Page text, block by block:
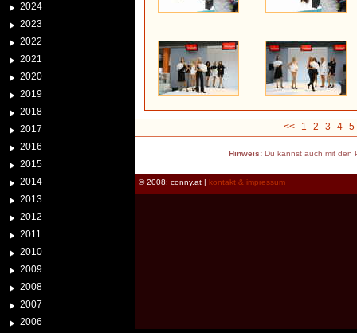
2024
2023
2022
2021
2020
2019
2018
2017
2016
2015
2014
2013
2012
2011
2010
2009
2008
2007
2006
<< 1 2 3 4 5
Hinweis:Du kannst auch mit den
© 2008: conny.at | kontakt & impressum